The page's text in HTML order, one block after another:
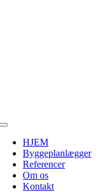
Toggle
Navigation
HJEM
Byggeplanlægger
Referencer
Om os
Kontakt